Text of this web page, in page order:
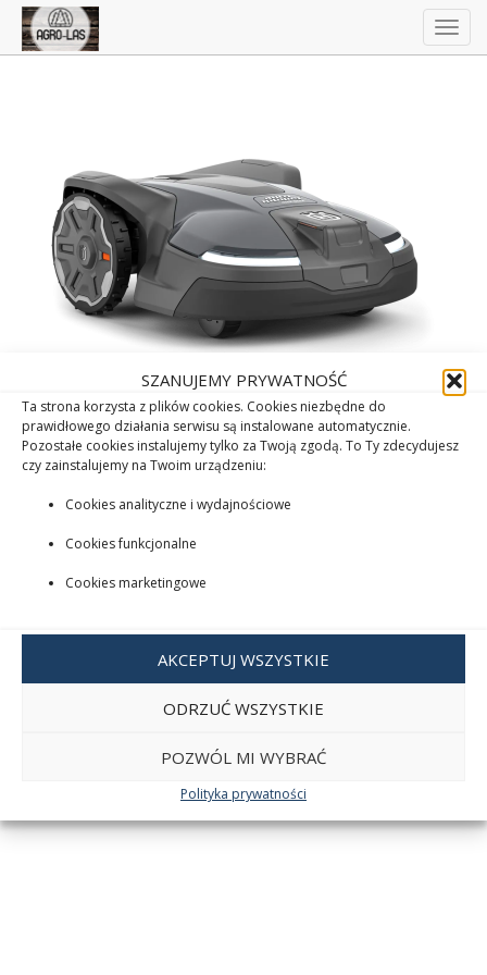
SZANUJEMY PRYWATNOŚĆ
Ta strona korzysta z plików cookies. Cookies niezbędne do
prawidłowego działania serwisu są instalowane automatycznie.
Pozostałe cookies instalujemy tylko za Twoją zgodą. To Ty zdecydujesz
czy zainstalujemy na Twoim urządzeniu:
Cookies analityczne i wydajnościowe
Cookies funkcjonalne
Cookies marketingowe
AKCEPTUJ WSZYSTKIE
ODRZUĆ WSZYSTKIE
POZWÓL MI WYBRAĆ
Polityka prywatności